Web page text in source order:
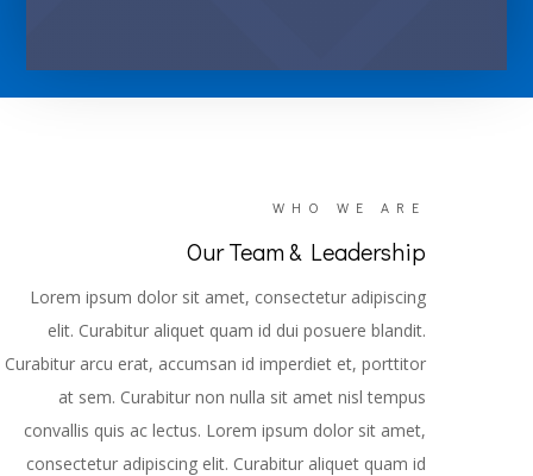
WHO WE ARE
Our Team & Leadership
Lorem ipsum dolor sit amet, consectetur adipiscing
elit. Curabitur aliquet quam id dui posuere blandit.
Curabitur arcu erat, accumsan id imperdiet et, porttitor
at sem. Curabitur non nulla sit amet nisl tempus
convallis quis ac lectus. Lorem ipsum dolor sit amet,
consectetur adipiscing elit. Curabitur aliquet quam id